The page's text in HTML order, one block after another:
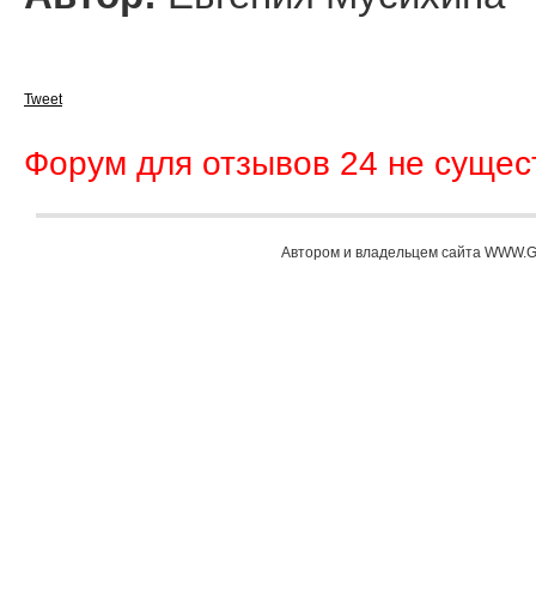
Tweet
Форум для отзывов 24 не
Автором и владельцем сайта